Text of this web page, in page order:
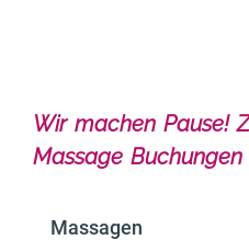
Wir machen Pause!
Massage
Massagen